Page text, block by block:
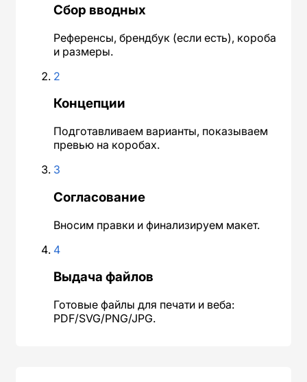
Сбор вводных
Референсы, брендбук (если есть), короба
и размеры.
2
Концепции
Подготавливаем варианты, показываем
превью на коробах.
3
Согласование
Вносим правки и финализируем макет.
4
Выдача файлов
Готовые файлы для печати и веба:
PDF/SVG/PNG/JPG.